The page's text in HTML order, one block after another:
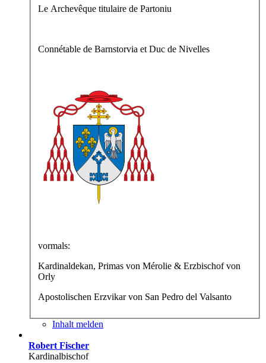
Le Archevêque titulaire de Partoniu
Connétable de Barnstorvia et Duc de Nivelles
vormals:
Kardinaldekan, Primas von Mérolie & Erzbischof von
Orly
Apostolischen Erzvikar von San Pedro del Valsanto
Inhalt melden
Robert Fischer
Kardinalbischof